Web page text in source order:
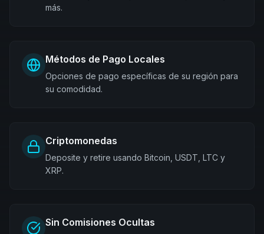
más.
Métodos de Pago Locales
Opciones de pago específicas de su región para
su comodidad.
Criptomonedas
Deposite y retire usando Bitcoin, USDT, LTC y
XRP.
Sin Comisiones Ocultas